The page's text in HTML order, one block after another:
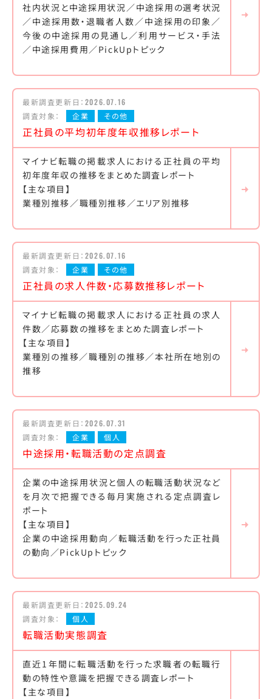
社内状況と中途採用状況／中途採用の選考状況
／中途採用数・退職者人数／中途採用の印象／
今後の中途採用の見通し／利用サービス・手法
／中途採用費用／PickUpトピック
最新調査更新日： 2026.07.16
調査対象：
企業 その他
正社員の平均初年度年収推移レポート
マイナビ転職の掲載求人における正社員の平均
初年度年収の推移をまとめた調査レポート
【主な項目】
業種別推移／職種別推移／エリア別推移
最新調査更新日： 2026.07.16
調査対象：
企業 その他
正社員の求人件数・応募数推移レポート
マイナビ転職の掲載求人における正社員の求人
件数／応募数の推移をまとめた調査レポート
【主な項目】
業種別の推移／職種別の推移／本社所在地別の
推移
最新調査更新日： 2026.07.31
調査対象：
企業 個人
中途採用・転職活動の定点調査
企業の中途採用状況と個人の転職活動状況など
を月次で把握できる毎月実施される定点調査レ
ポート
【主な項目】
企業の中途採用動向／転職活動を行った正社員
の動向／PickUpトピック
最新調査更新日： 2025.09.24
調査対象：
個人
転職活動実態調査
直近1年間に転職活動を行った求職者の転職行
動の特性や意識を把握できる調査レポート
【主な項目】